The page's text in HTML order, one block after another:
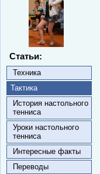
Статьи:
Техника
Тактика
История настольного
тенниса
Уроки настольного
тенниса
Интересные факты
Переводы